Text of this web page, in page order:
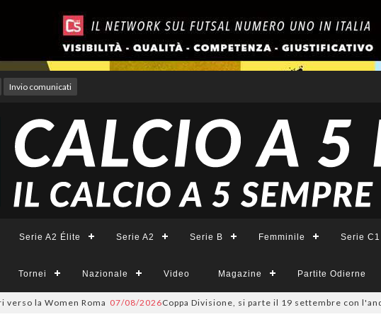
Invio comunicati
Serie A2 Élite Serie A2 Serie B Femminile Serie C1
Tornei Nazionale Video Magazine Partite Odierne
la Women Roma 07/08/2026Coppa Divisione, si parte il 19 settembre con